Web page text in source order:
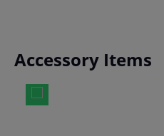
Produktgalerie überspringen
Accessory Items